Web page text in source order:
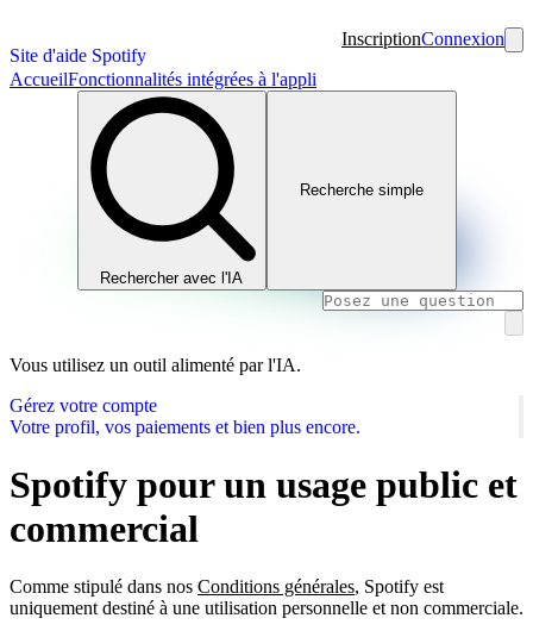
Site d'aide Spotify
InscriptionConnexion
AccueilFonctionnalités intégrées à l'appli
Rechercher avec l'IA
Recherche simple
Vous utilisez un outil alimenté par l'IA.
Gérez votre compte
Votre profil, vos paiements et bien plus encore.
Spotify pour un usage public et
commercial
Comme stipulé dans nos Conditions générales, Spotify est
uniquement destiné à une utilisation personnelle et non commerciale.